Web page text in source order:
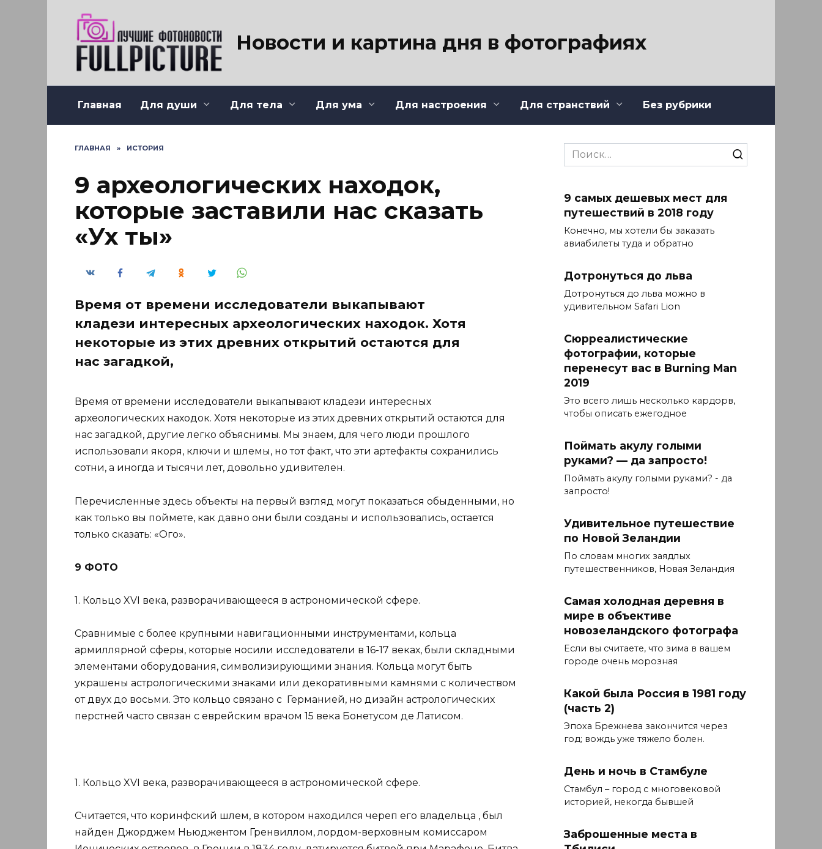
Новости и картина дня в фотографиях
Главная Для души Для тела Для ума Для настроения Для странствий Без рубрики
ГЛАВНАЯ » ИСТОРИЯ
9 археологических находок,
которые заставили нас сказать
«Ух ты»
Время от времени исследователи выкапывают
кладези интересных археологических находок. Хотя
некоторые из этих древних открытий остаются для
нас загадкой,
Время от времени исследователи выкапывают кладези интересных
археологических находок. Хотя некоторые из этих древних открытий остаются для
нас загадкой, другие легко объяснимы. Мы знаем, для чего люди прошлого
использовали якоря, ключи и шлемы, но тот факт, что эти артефакты сохранились
сотни, а иногда и тысячи лет, довольно удивителен.
Перечисленные здесь объекты на первый взгляд могут показаться обыденными, но
как только вы поймете, как давно они были созданы и использовались, остается
только сказать: «Ого».
9 ФОТО
1. Кольцо XVI века, разворачивающееся в астрономической сфере.
Сравнимые с более крупными навигационными инструментами, кольца
армиллярной сферы, которые носили исследователи в 16-17 веках, были складными
элементами оборудования, символизирующими знания. Кольца могут быть
украшены астрологическими знаками или декоративными камнями с количеством
от двух до восьми. Это кольцо связано с Германией, но дизайн астрологических
перстней часто связан с еврейским врачом 15 века Бонетусом де Латисом.
1. Кольцо XVI века, разворачивающееся в астрономической сфере.
Считается, что коринфский шлем, в котором находился череп его владельца , был
найден Джорджем Ньюджентом Гренвиллом, лордом-верховным комиссаром
Search
for:
9 самых дешевых мест для
путешествий в 2018 году
Конечно, мы хотели бы заказать
авиабилеты туда и обратно
Дотронуться до льва
Дотронуться до льва можно в
удивительном Safari Lion
Сюрреалистические
фотографии, которые
перенесут вас в Burning Man
2019
Это всего лишь несколько кардорв,
чтобы описать ежегодное
Поймать акулу голыми
руками? — да запросто!
Поймать акулу голыми руками? - да
запросто!
Удивительное путешествие
по Новой Зеландии
По словам многих заядлых
путешественников, Новая Зеландия
Самая холодная деревня в
мире в объективе
новозеландского фотографа
Если вы считаете, что зима в вашем
городе очень морозная
Какой была Россия в 1981 году
(часть 2)
Эпоха Брежнева закончится через
год; вождь уже тяжело болен.
День и ночь в Стамбуле
Стамбул – город с многовековой
историей, некогда бывшей
Заброшенные места в